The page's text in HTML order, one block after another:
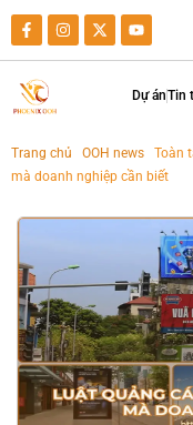
Dự ánTin
Trang chủ OOH news
Toàn
mà doanh nghiệp cần biết